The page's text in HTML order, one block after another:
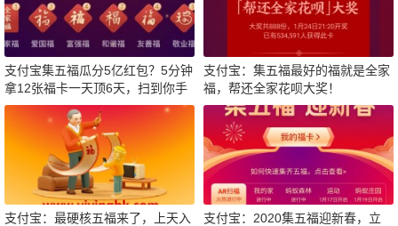
支付宝集五福瓜分5亿红包？5分钟
拿12张福卡一天顶6天，扫到你手
软
支付宝：集五福最好的福就是全家
福，帮还全家花呗大奖！
支付宝：最硬核五福来了，上天入
支付宝：2020集五福迎新春，立